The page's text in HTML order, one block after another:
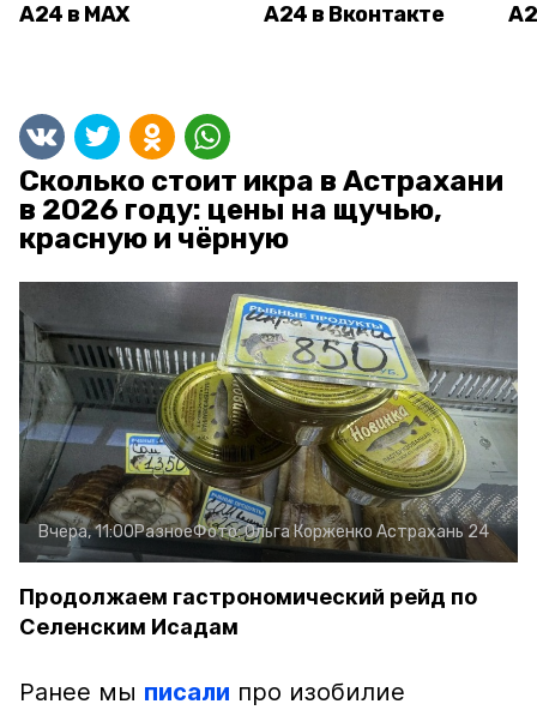
А24 в MAX А24 в Вконтакте
Сколько стоит икра в Астрахани
в 2026 году: цены на щучью,
красную и чёрную
Вчера, 11:00РазноеФото:Ольга Корженко Астрахань 24
Продолжаем гастрономический рейд по
Селенским Исадам
Ранее мы писали про изобилие